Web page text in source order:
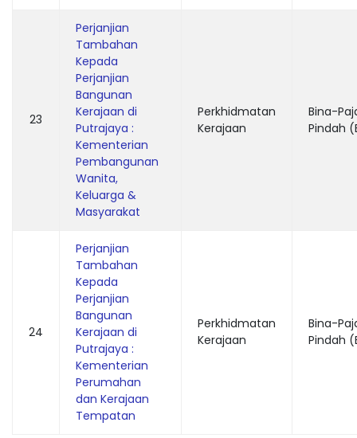
23
Perjanjian
Tambahan
Kepada
Perjanjian
Bangunan
Kerajaan di
Putrajaya :
Kementerian
Pembangunan
Wanita,
Keluarga &
Masyarakat
Perkhidmatan
Kerajaan
Bina-
Pindah
24
Perjanjian
Tambahan
Kepada
Perjanjian
Bangunan
Kerajaan di
Putrajaya :
Kementerian
Perumahan
dan Kerajaan
Tempatan
Perkhidmatan
Kerajaan
Bina-
Pindah